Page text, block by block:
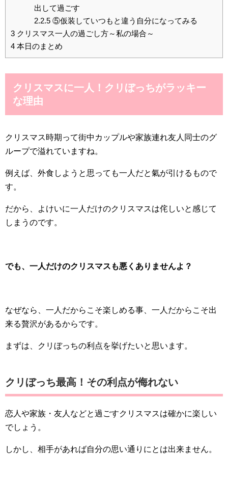
出して過ごす
2.2.5⑤仮装していつもと違う自分になってみる
3 クリスマス一人の過ごし方～私の場合～
4 本日のまとめ
クリスマスに一人！クリぼっちがラッキー
な理由
クリスマス時期って街中カップルや家族連れ友人同士のグ
ループで溢れていますね。
例えば、外食しようと思っても一人だと氣が引けるもので
す。
だから、よけいに一人だけのクリスマスは侘しいと感じて
しまうのです。
でも、一人だけのクリスマスも悪くありませんよ？
なぜなら、一人だからこそ楽しめる事、一人だからこそ出
来る贅沢があるからです。
まずは、クリぼっちの利点を挙げたいと思います。
クリぼっち最高！その利点が侮れない
恋人や家族・友人などと過ごすクリスマスは確かに楽しい
でしょう。
しかし、相手があれば自分の思い通りにとは出来ません。